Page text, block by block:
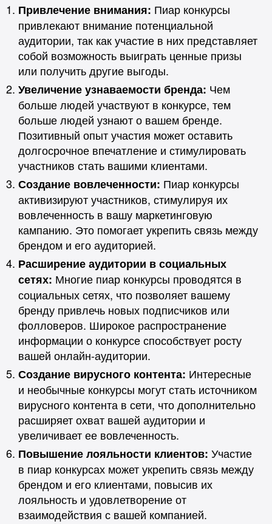
Привлечение внимания: Пиар конкурсы
привлекают внимание потенциальной
аудитории, так как участие в них представляет
собой возможность выиграть ценные призы
или получить другие выгоды.
Увеличение узнаваемости бренда: Чем
больше людей участвуют в конкурсе, тем
больше людей узнают о вашем бренде.
Позитивный опыт участия может оставить
долгосрочное впечатление и стимулировать
участников стать вашими клиентами.
Создание вовлеченности: Пиар конкурсы
активизируют участников, стимулируя их
вовлеченность в вашу маркетинговую
кампанию. Это помогает укрепить связь между
брендом и его аудиторией.
Расширение аудитории в социальных
сетях: Многие пиар конкурсы проводятся в
социальных сетях, что позволяет вашему
бренду привлечь новых подписчиков или
фолловеров. Широкое распространение
информации о конкурсе способствует росту
вашей онлайн-аудитории.
Создание вирусного контента: Интересные
и необычные конкурсы могут стать источником
вирусного контента в сети, что дополнительно
расширяет охват вашей аудитории и
увеличивает ее вовлеченность.
Повышение лояльности клиентов: Участие
в пиар конкурсах может укрепить связь между
брендом и его клиентами, повысив их
лояльность и удовлетворение от
взаимодействия с вашей компанией.